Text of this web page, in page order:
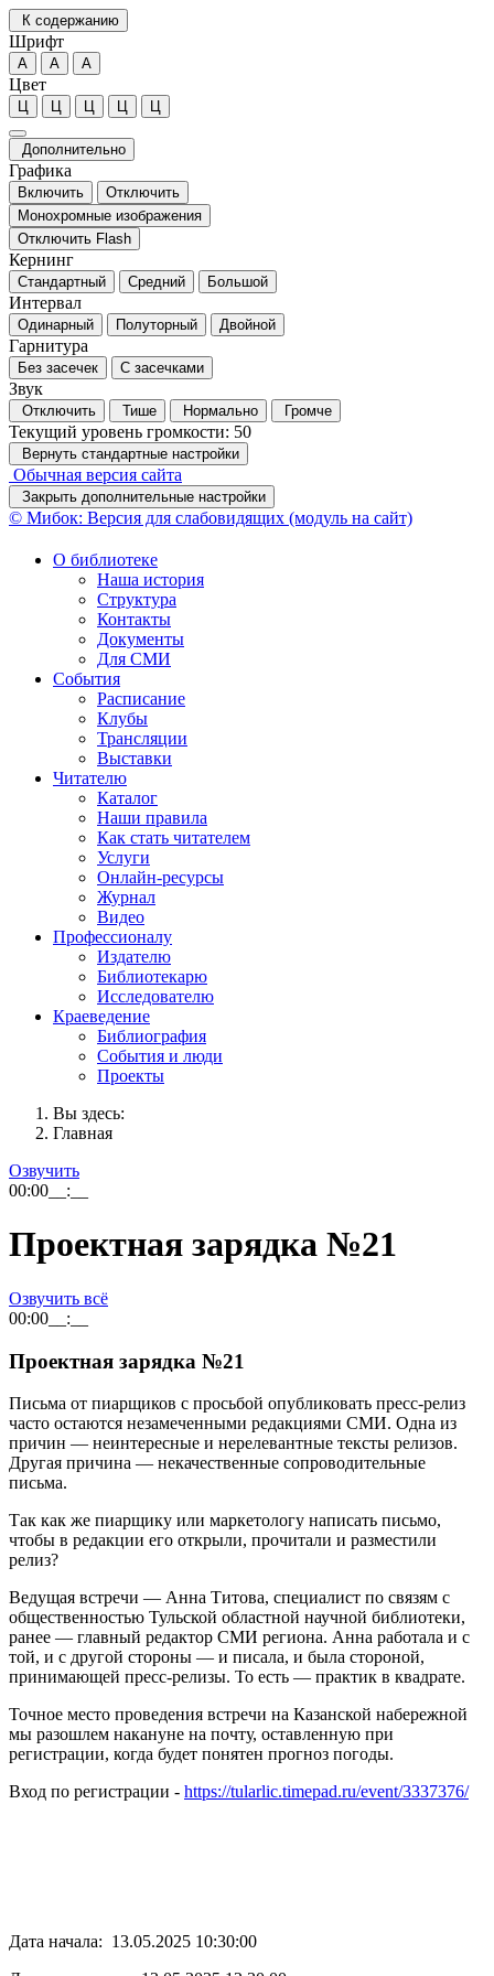
К содержанию
Шрифт
А А А
Цвет
Ц Ц Ц Ц Ц
Дополнительно
Графика
Включить
Отключить
Монохромные изображения
Отключить Flash
Кернинг
Стандартный Средний Большой
Интервал
Одинарный Полуторный Двойной
Гарнитура
Без засечек С засечками
Звук
Отключить Тише Нормально Громче
Текущий уровень громкости: 50
Вернуть стандартные настройки
Обычная версия сайта
Закрыть дополнительные настройки
© Мибок: Версия для слабовидящих (модуль на сайт)
О библиотеке
Наша история
Структура
Контакты
Документы
Для СМИ
События
Расписание
Клубы
Трансляции
Выставки
Читателю
Каталог
Наши правила
Как стать читателем
Услуги
Онлайн-ресурсы
Журнал
Видео
Профессионалу
Издателю
Библиотекарю
Исследователю
Краеведение
Библиография
События и люди
Проекты
Вы здесь:
Главная
Озвучить
00:00 __:__
Проектная зарядка №21
Озвучить всё
00:00 __:__
Проектная зарядка №21
Письма от пиарщиков с просьбой опубликовать пресс-релиз
часто остаются незамеченными редакциями СМИ. Одна из
причин — неинтересные и нерелевантные тексты релизов.
Другая причина — некачественные сопроводительные
письма.
Так как же пиарщику или маркетологу написать письмо,
чтобы в редакции его открыли, прочитали и разместили
релиз?
Ведущая встречи — Анна Титова, специалист по связям с
общественностью Тульской областной научной библиотеки,
ранее — главный редактор СМИ региона. Анна работала и с
той, и с другой стороны — и писала, и была стороной,
принимающей пресс-релизы. То есть — практик в квадрате.
Точное место проведения встречи на Казанской набережной
мы разошлем накануне на почту, оставленную при
регистрации, когда будет понятен прогноз погоды.
Вход по регистрации - https://tularlic.timepad.ru/event/3337376/
Дата начала: 13.05.2025 10:30:00